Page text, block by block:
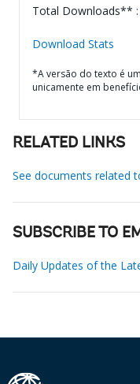
Total Downloads**
Download Stats
*A versão do texto é
unicamente em
RELATED LINKS
See documents related
SUBSCRIBE TO
Daily Updates of the